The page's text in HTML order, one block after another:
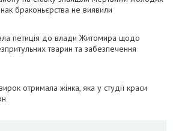
браконьєрства не виявили
петиція до влади Житомира щодо
тварин та забезпечення
отримала жінка, яка у студії краси